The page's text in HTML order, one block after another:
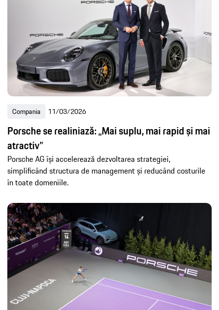
Compania 11/03/2026
Porsche se realiniază: „Mai suplu, mai rapid și mai
atractiv”
Porsche AG își accelerează dezvoltarea strategiei,
simplificând structura de management și reducând costurile
în toate domeniile.